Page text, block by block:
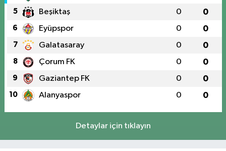
5 Beşiktaş 0 0
6 Eyüpspor 0 0
7 Galatasaray 0 0
8 Çorum FK 0 0
9 Gaziantep FK 0 0
10 Alanyaspor 0 0
Detaylar için tıklayın